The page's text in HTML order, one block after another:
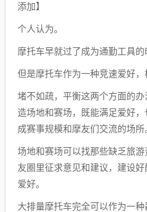
添加】
个人认为。
摩托车早就过了成为通勤工具的
但是摩托车作为一种竞速爱好，
堵不如疏，平衡这两个方面的
造场地和赛场，既能满足爱好
成赛事规模和摩友们交流的场所
场地和赛场可以找那些缺乏旅
友圈里征求意见和建议，建设
爱好。
大排量摩托车完全可以作为一